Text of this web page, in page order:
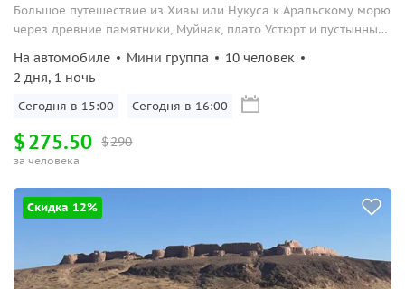
Большое путешествие из Хивы или Нукуса к Аральскому морю
через древние памятники, Муйнак, плато Устюрт и пустынные
На автомобиле Мини группа
10 человек
2 дня, 1 ночь
Сегодня в 15:00 Сегодня в 16:00
$290
$275.50
за человека
Скидка 12%